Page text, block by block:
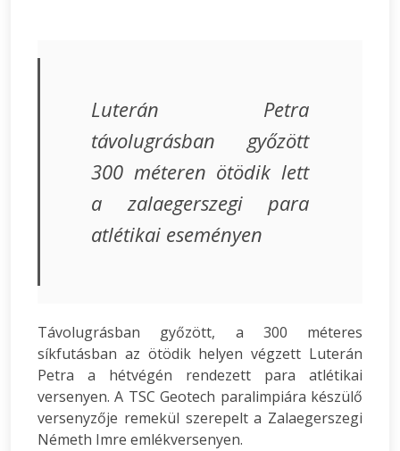
Luterán Petra
távolugrásban győzött
300 méteren ötödik lett
a zalaegerszegi para
atlétikai eseményen
Távolugrásban győzött, a 300 méteres
síkfutásban az ötödik helyen végzett Luterán
Petra a hétvégén rendezett para atlétikai
versenyen. A TSC Geotech paralimpiára készülő
versenyzője remekül szerepelt a Zalaegerszegi
Németh Imre emlékversenyen.